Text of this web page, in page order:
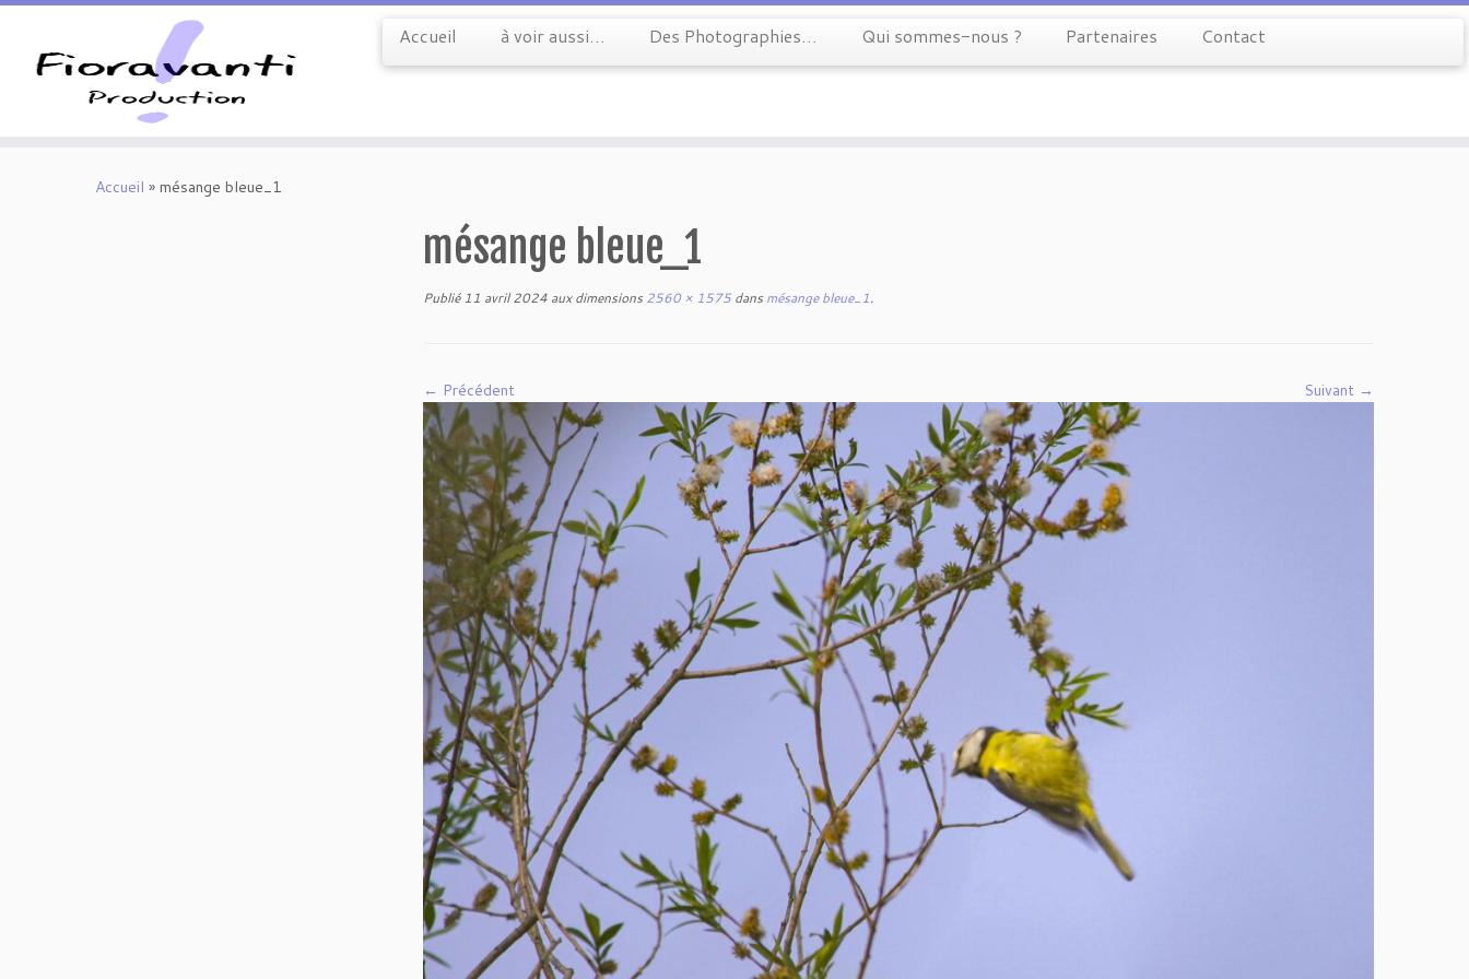
Accueil à voir aussi… Des Photographies… Qui sommes-nous ? Partenaires Contact
Accueil » mésange bleue_1
mésange bleue_1
Publié 11 avril 2024 aux dimensions 2560 × 1575 dans mésange bleue_1.
← Précédent Suivant →